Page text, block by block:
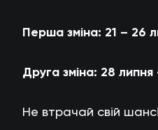
Перша зміна: 21 – 26
Друга зміна: 28 липня
Не втрачай свій